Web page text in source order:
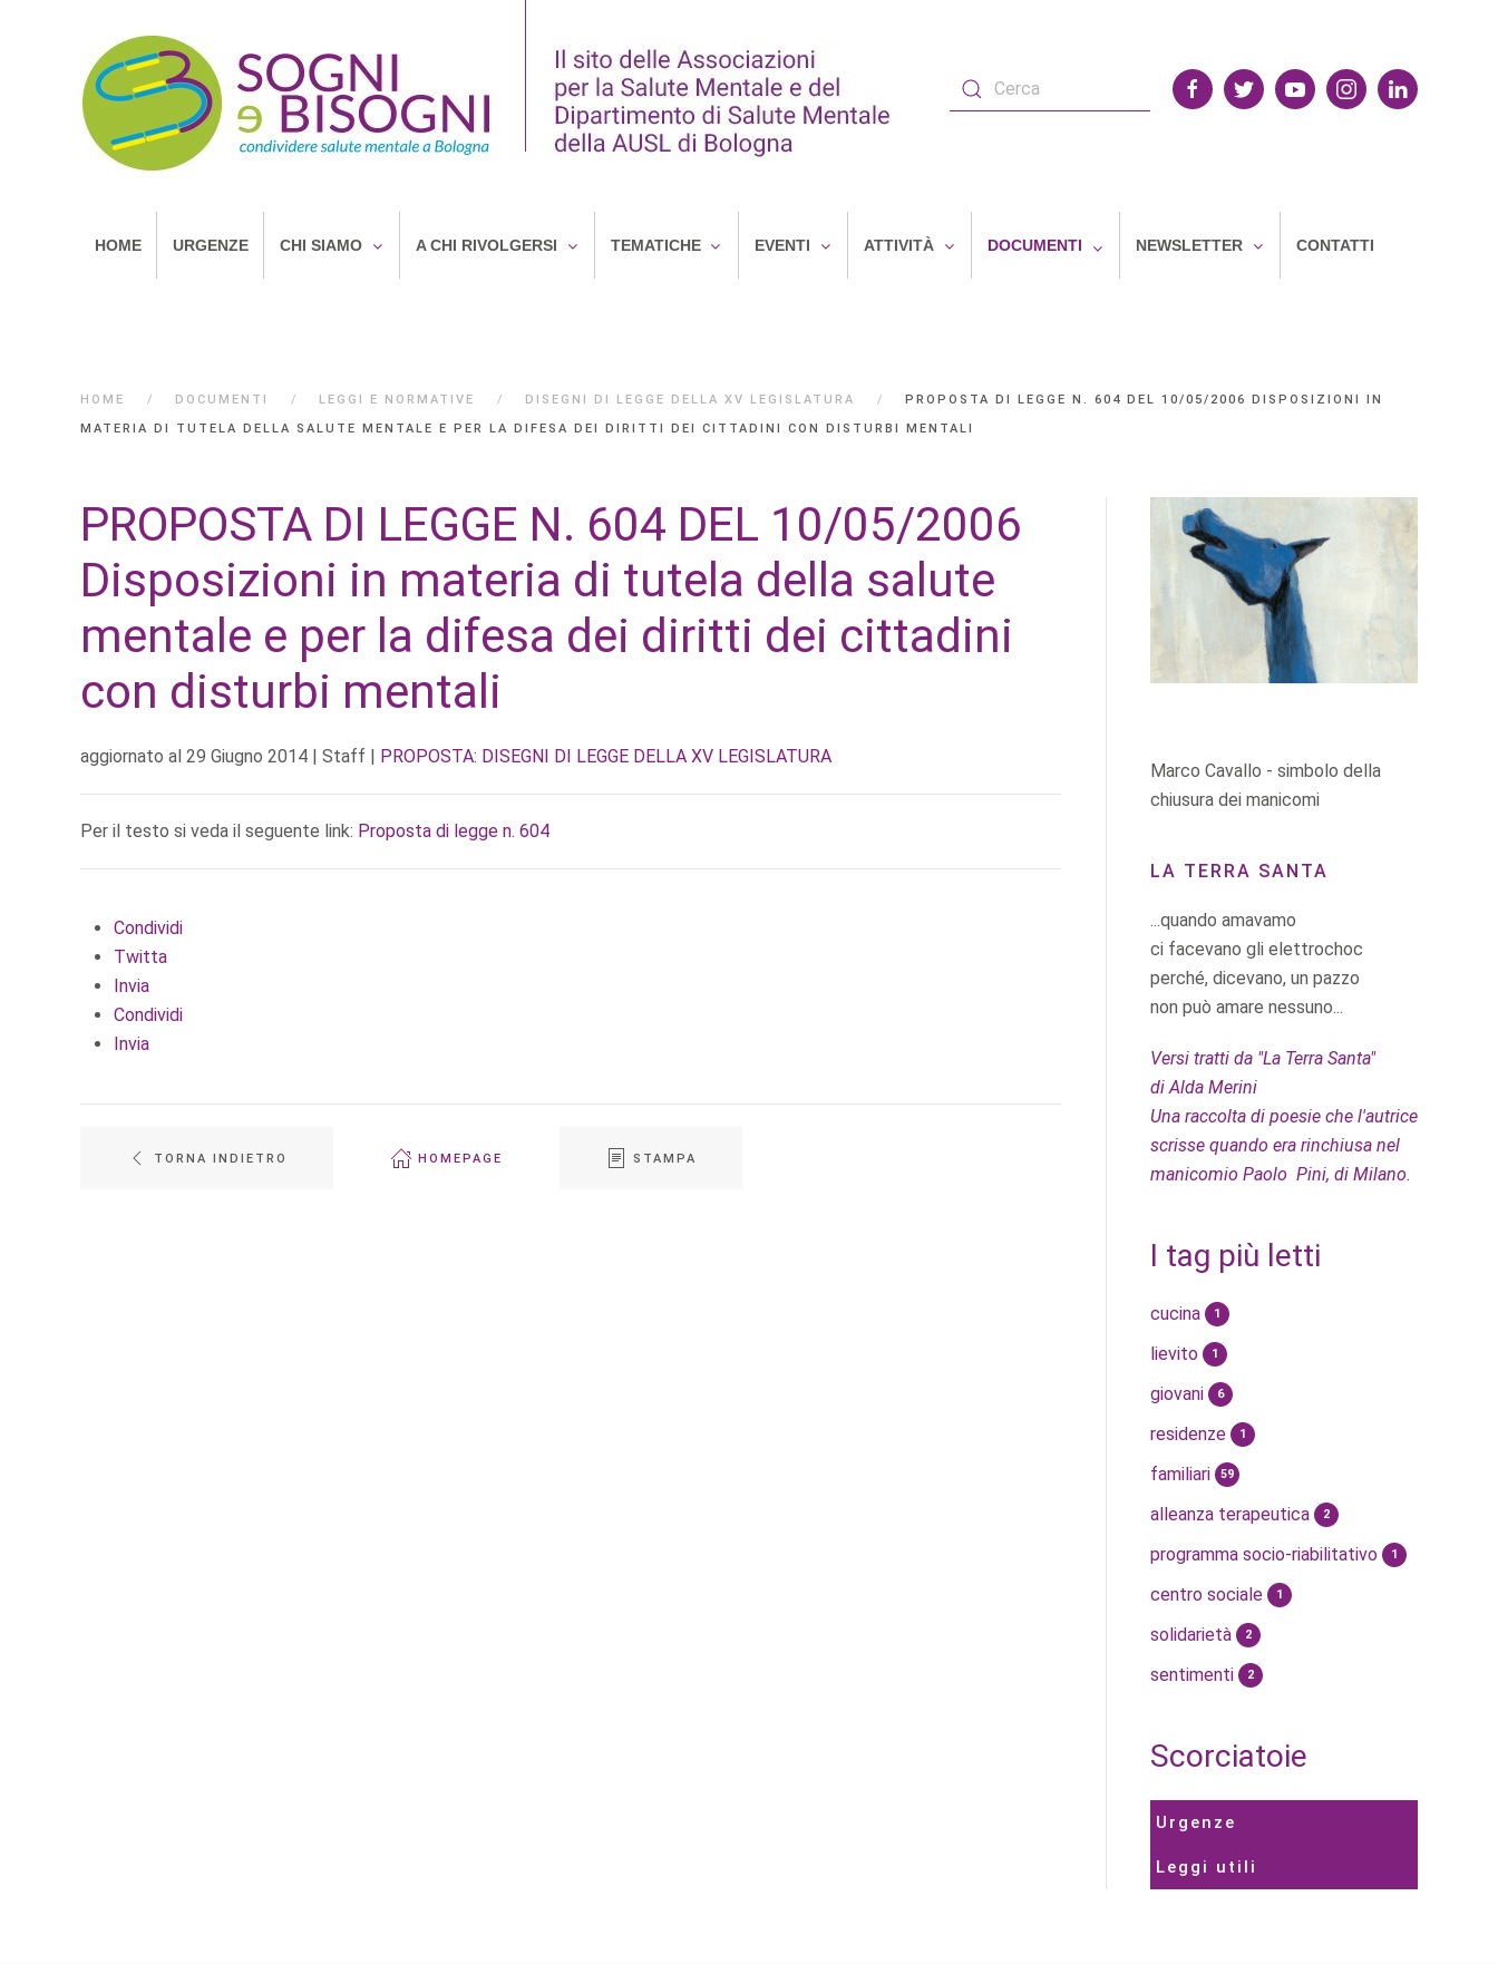
HOME URGENZE CHI SIAMO A CHI RIVOLGERSI TEMATICHE EVENTI ATTIVITÀ DOCUMENTI NEWSLETTER CONTATTI
HOME DOCUMENTI LEGGI E NORMATIVE DISEGNI DI LEGGE DELLA XV LEGISLATURA
PROPOSTA DI LEGGE N. 604 DEL 10/05/2006 DISPOSIZIONI IN
MATERIA DI TUTELA DELLA SALUTE MENTALE E PER LA DIFESA DEI DIRITTI DEI CITTADINI CON DISTURBI MENTALI
PROPOSTA DI LEGGE N. 604 DEL 10/05/2006
Disposizioni in materia di tutela della salute
mentale e per la difesa dei diritti dei cittadini
con disturbi mentali
aggiornato al 29 Giugno 2014 | Staff | PROPOSTA: DISEGNI DI LEGGE DELLA XV LEGISLATURA
Per il testo si veda il seguente link: Proposta di legge n. 604
Condividi
Twitta
Invia
Condividi
Invia
TORNA INDIETRO HOMEPAGE STAMPA
Marco Cavallo - simbolo della
chiusura dei manicomi
LA TERRA SANTA
...quando amavamo
ci facevano gli elettrochoc
perché, dicevano, un pazzo
non può amare nessuno...
Versi tratti da "La Terra Santa"
di Alda Merini
Una raccolta di poesie che l'autrice
scrisse quando era rinchiusa nel
manicomio Paolo Pini, di Milano.
I tag più letti
cucina 1
lievito 1
giovani 6
residenze 1
familiari 59
alleanza terapeutica 2
programma socio-riabilitativo 1
centro sociale 1
solidarietà 2
sentimenti 2
Scorciatoie
Urgenze
Leggi utili